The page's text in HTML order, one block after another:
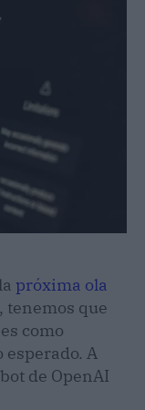
próxima ola
, tenemos que
como
esperado. A
de OpenAI